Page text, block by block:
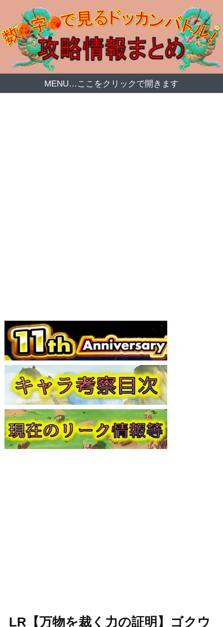
MENU…ここをクリックで開きます
LR【万物を裁く力の証明】ゴクウ